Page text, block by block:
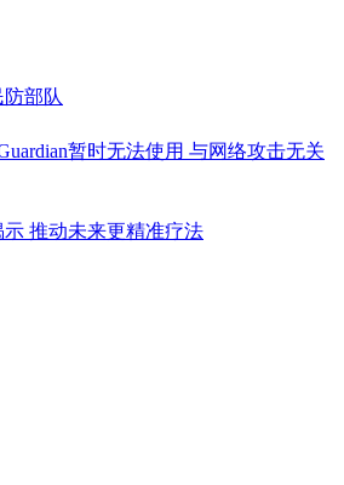
防部队
暂时无法使用 与网络攻击无关
推动未来更精准疗法